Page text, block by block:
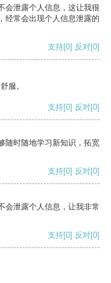
会泄露个人信息，这让我很
经常会出现个人信息泄露的
支持[0] 反对[0]
服。
支持[0] 反对[0]
随时随地学习新知识，拓宽
支持[0] 反对[0]
会泄露个人信息，让我非常
支持[0] 反对[0]